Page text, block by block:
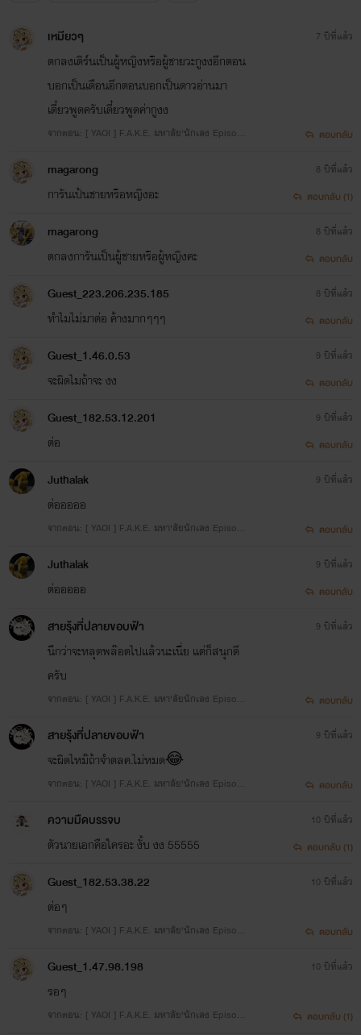
เหมียวๆ
ตกลงเติร์นเป็นผู้หญิงหรือผู้ชายวะกูงงอีกตอน
บอกเป็นเดือนอีกตอนบอกเป็นดาวอ่านมา
เดี๋ยวพูดครับเดี๋ยวพูดค่ากูงง
จากตอน: [ YAOI ] F.A.K.E. มหาลัย'นักเลง Episode
7 ปีที่แล้ว
ตอบกลับ
magarong
การันเป้นชายหรือหญิงอะ
8 ปีที่แล้ว
ตอบกลับ (1)
magarong
ตกลงการันเป็นผู้ชายหรือผู้หญิงคะ
8 ปีที่แล้ว
ตอบกลับ
Guest_223.206.235.185
ทำไมไม่มาต่อ ค้างมากๆๆๆ
8 ปีที่แล้ว
ตอบกลับ
Guest_1.46.0.53
จะผิดไมถ้าจะ งง
9 ปีที่แล้ว
ตอบกลับ
Guest_182.53.12.201
ต่อ
9 ปีที่แล้ว
ตอบกลับ
Juthalak
ต่อออออ
จากตอน: [ YAOI ] F.A.K.E. มหา'ลัยนักเลง Episode
9 ปีที่แล้ว
ตอบกลับ
Juthalak
ต่อออออ
9 ปีที่แล้ว
ตอบกลับ
สายรุ้งที่ปลายขอบฟ้า
นึกว่าจะหลุดพล๊อตไปแล้วนะเนี่ย แต่ก็สนุกดี
ครับ
จากตอน: [ YAOI ] F.A.K.E. มหา'ลัยนักเลง Episode
9 ปีที่แล้ว
ตอบกลับ
สายรุ้งที่ปลายขอบฟ้า
จะผิดไหม๊ถ้าจำตลค.ไม่หมด😂
จากตอน: [ YAOI ] F.A.K.E. มหาลัย'นักเลง Episode
9 ปีที่แล้ว
ตอบกลับ
ความมืดบรรจบ
ตัวนายเอกคือใครอะ งั้บ งง 55555
10 ปีที่แล้ว
ตอบกลับ (1)
Guest_182.53.38.22
ต่อๆ
จากตอน: [ YAOI ] F.A.K.E. มหาลัย'นักเลง Episode
10 ปีที่แล้ว
ตอบกลับ
Guest_1.47.98.198
รอๆ
จากตอน: [ YAOI ] F.A.K.E. มหาลัย'นักเลง Episode
10 ปีที่แล้ว
ตอบกลับ (1)